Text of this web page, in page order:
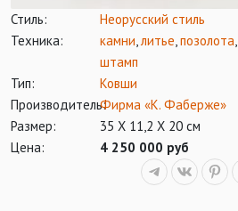
Стиль:
Неорусский стиль
Техника:
камни,литье,позолота,
штамп
Тип:
Ковши
Производитель:Фирма «К. Фаберже»
Размер:
35 Х 11,2 Х 20 см
Цена:
4 250 000 руб